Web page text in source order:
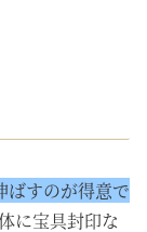
ばすのが得意で
に宝具封印な